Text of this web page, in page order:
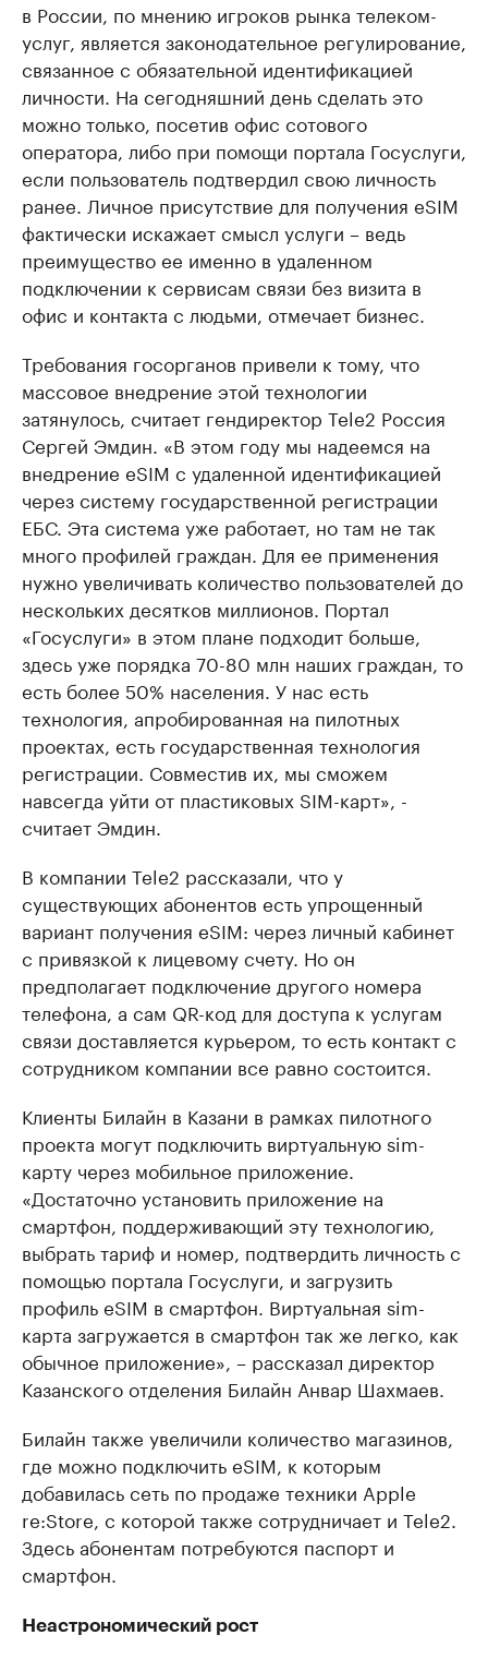
в России, по мнению игроков рынка телеком-
услуг, является законодательное регулирование,
связанное с обязательной идентификацией
личности. На сегодняшний день сделать это
можно только, посетив офис сотового
оператора, либо при помощи портала Госуслуги,
если пользователь подтвердил свою личность
ранее. Личное присутствие для получения eSIM
фактически искажает смысл услуги – ведь
преимущество ее именно в удаленном
подключении к сервисам связи без визита в
офис и контакта с людьми, отмечает бизнес.
Требования госорганов привели к тому, что
массовое внедрение этой технологии
затянулось, считает гендиректор Tele2 Россия
Сергей Эмдин. «В этом году мы надеемся на
внедрение eSIM с удаленной идентификацией
через систему государственной регистрации
ЕБС. Эта система уже работает, но там не так
много профилей граждан. Для ее применения
нужно увеличивать количество пользователей до
нескольких десятков миллионов. Портал
«Госуслуги» в этом плане подходит больше,
здесь уже порядка 70-80 млн наших граждан, то
есть более 50% населения. У нас есть
технология, апробированная на пилотных
проектах, есть государственная технология
регистрации. Совместив их, мы сможем
навсегда уйти от пластиковых SIM-карт», -
считает Эмдин.
В компании Tele2 рассказали, что у
существующих абонентов есть упрощенный
вариант получения eSIM: через личный кабинет
с привязкой к лицевому счету. Но он
предполагает подключение другого номера
телефона, а сам QR-код для доступа к услугам
связи доставляется курьером, то есть контакт с
сотрудником компании все равно состоится.
Клиенты Билайн в Казани в рамках пилотного
проекта могут подключить виртуальную sim-
карту через мобильное приложение.
«Достаточно установить приложение на
смартфон, поддерживающий эту технологию,
выбрать тариф и номер, подтвердить личность с
помощью портала Госуслуги, и загрузить
профиль eSIM в смартфон. Виртуальная sim-
карта загружается в смартфон так же легко, как
обычное приложение», – рассказал директор
Казанского отделения Билайн Анвар Шахмаев.
Билайн также увеличили количество магазинов,
где можно подключить eSIM, к которым
добавилась сеть по продаже техники Apple
re:Store , с которой также сотрудничает и Tele2.
Здесь абонентам потребуются паспорт и
смартфон.
Неастрономический рост